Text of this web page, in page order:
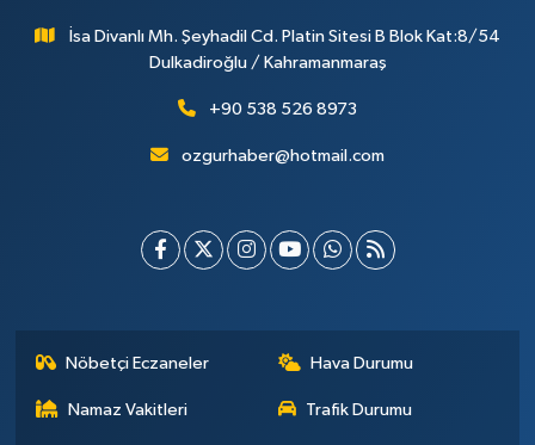
İsa Divanlı Mh. Şeyhadil Cd. Platin Sitesi B Blok Kat:8/54
Dulkadiroğlu / Kahramanmaraş
+90 538 526 8973
ozgurhaber@hotmail.com
Nöbetçi Eczaneler Hava Durumu
Namaz Vakitleri Trafik Durumu